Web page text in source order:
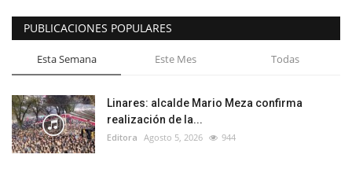
PUBLICACIONES POPULARES
Esta Semana Este Mes Todas
Linares: alcalde Mario Meza confirma
realización de la...
Editora Agosto 5, 2026 944